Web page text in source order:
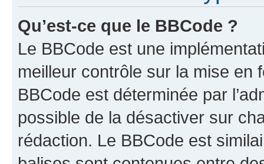
Qu’est-ce que le BBCode ?
Le BBCode est une
meilleur contrôle sur la mise en
BBCode est déterminée par
possible de la désactiver sur
rédaction. Le BBCode est